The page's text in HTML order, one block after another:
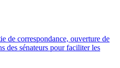
de correspondance, ouverture de
des sénateurs pour faciliter les